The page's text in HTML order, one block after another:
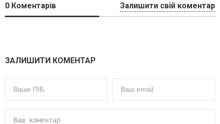
0 Коментарів Залишити свій коментар
ЗАЛИШИТИ КОМЕНТАР